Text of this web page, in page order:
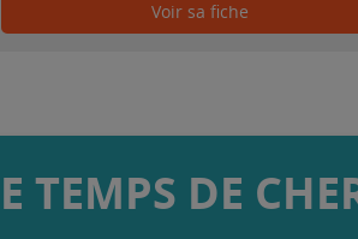
Voir sa fiche
TEMPS DE